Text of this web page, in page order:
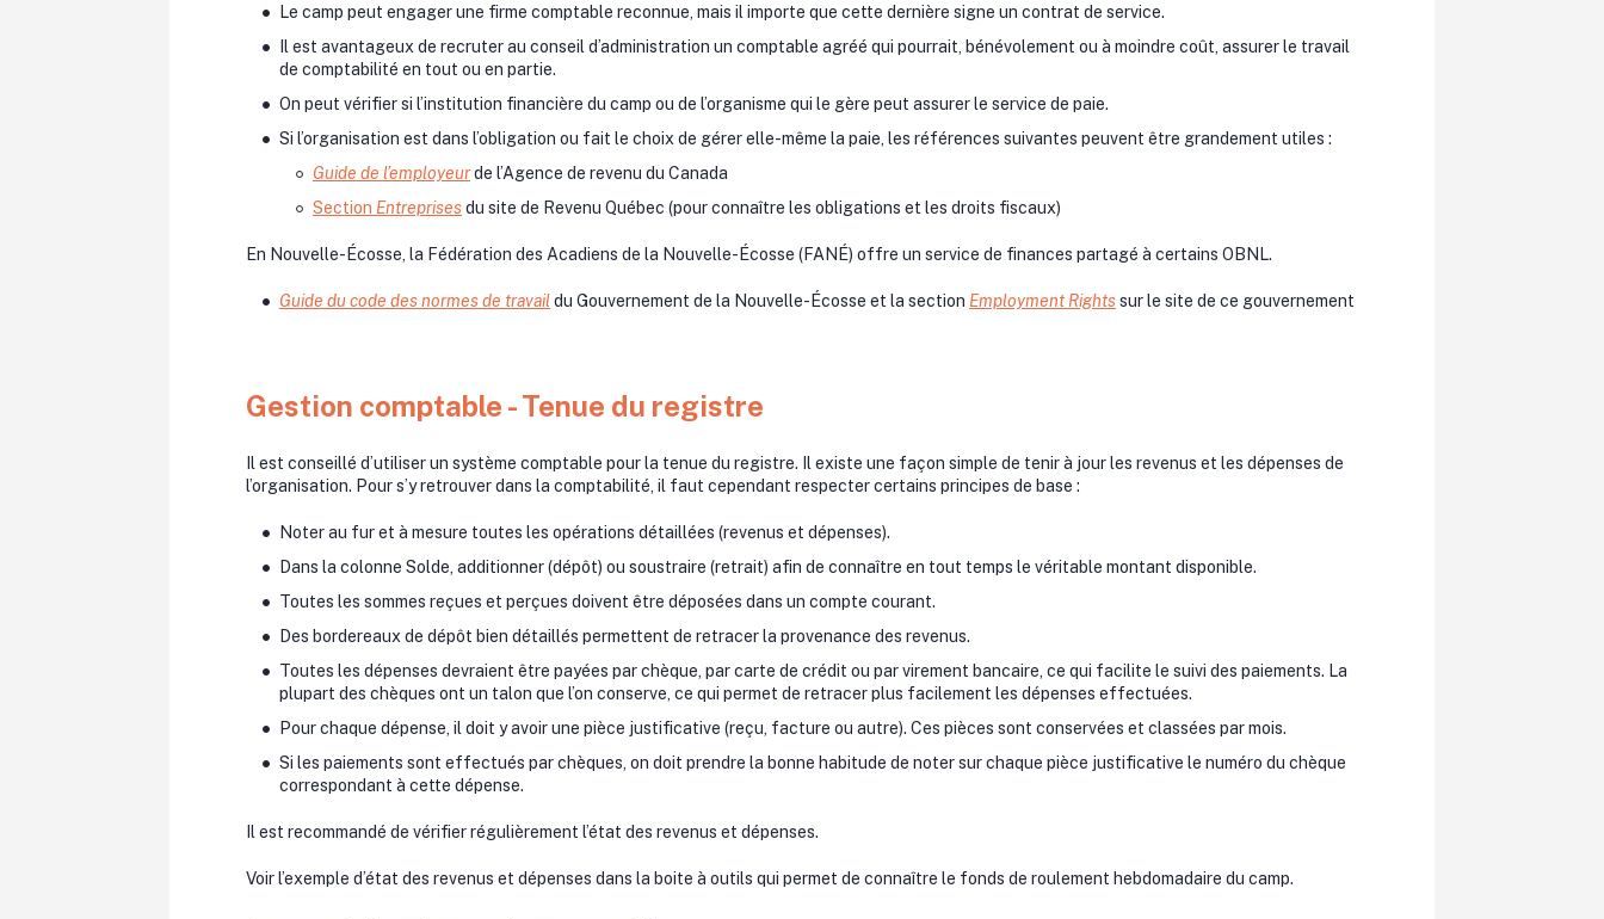
Le camp peut engager une firme comptable reconnue, mais il importe que cette dernière signe un contrat de service.
Il est avantageux de recruter au conseil d’administration un comptable agréé qui pourrait, bénévolement ou à moindre coût, assurer le travail
de comptabilité en tout ou en partie.
On peut vérifier si l’institution financière du camp ou de l’organisme qui le gère peut assurer le service de paie.
Si l’organisation est dans l’obligation ou fait le choix de gérer elle-même la paie, les références suivantes peuvent être grandement utiles :
Guide de l’employeurde l’Agence de revenu du Canada
Section Entreprisesdu site de Revenu Québec (pour connaître les obligations et les droits fiscaux)
En Nouvelle-Écosse, la Fédération des Acadiens de la Nouvelle-Écosse (FANÉ) offre un service de finances partagé à certains OBNL.
Guide du code des normes de travaildu Gouvernement de la Nouvelle-Écosse et la section Employment Rightssur le site de ce gouvernement
Gestion comptable - Tenue du registre
Il est conseillé d’utiliser un système comptable pour la tenue du registre. Il existe une façon simple de tenir à jour les revenus et les dépenses de
l’organisation. Pour s’y retrouver dans la comptabilité, il faut cependant respecter certains principes de base :
Noter au fur et à mesure toutes les opérations détaillées (revenus et dépenses).
Dans la colonne Solde, additionner (dépôt) ou soustraire (retrait) afin de connaître en tout temps le véritable montant disponible.
Toutes les sommes reçues et perçues doivent être déposées dans un compte courant.
Des bordereaux de dépôt bien détaillés permettent de retracer la provenance des revenus.
Toutes les dépenses devraient être payées par chèque, par carte de crédit ou par virement bancaire, ce qui facilite le suivi des paiements. La
plupart des chèques ont un talon que l’on conserve, ce qui permet de retracer plus facilement les dépenses effectuées.
Pour chaque dépense, il doit y avoir une pièce justificative (reçu, facture ou autre). Ces pièces sont conservées et classées par mois.
Si les paiements sont effectués par chèques, on doit prendre la bonne habitude de noter sur chaque pièce justificative le numéro du chèque
correspondant à cette dépense.
Il est recommandé de vérifier régulièrement l’état des revenus et dépenses.
Voir l’exemple d’état des revenus et dépenses dans la boite à outils qui permet de connaître le fonds de roulement hebdomadaire du camp.